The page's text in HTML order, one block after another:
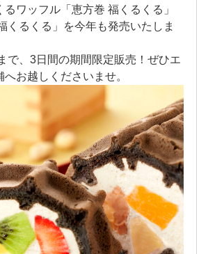
2011年7月
2010年11月
2010年3月
2009年6月
2009年2月
2008年12月
2007年11月
ワッフル「恵方巻 福くるくる」
くるくる」を今年も発売いたしま
で、3日間の期間限定販売！ぜひエ
お越しくださいませ。